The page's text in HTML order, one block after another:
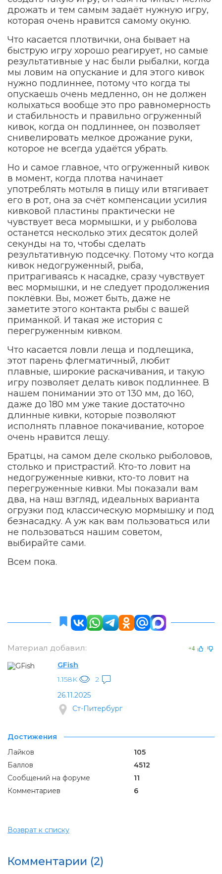
дрожать и тем самым задаёт нужную игру,
которая очень нравится самому окуню.
Что касается плотвички, она бывает на
быструю игру хорошо реагирует, но самые
результативные у нас были рыбалки, когда
мы ловим на опускание и для этого кивок
нужно подлиннее, потому что когда ты
опускаешь очень медленно, он не должен
колыхаться вообще это про равномерность
и стабильность и правильно огруженный
кивок, когда он подлиннее, он позволяет
снивелировать мелкое дрожание руки,
которое не всегда удаётся убрать.
Но и самое главное, что огруженный кивок
в момент, когда плотва начинает
употреблять мотыля в пищу или втягивает
его в рот, она за счёт компенсации усилия
кивковой пластины практически не
чувствует веса мормышки, и у рыболова
останется несколько этих десяток долей
секунды на то, чтобы сделать
результативную подсечку. Потому что когда
кивок недогруженный, рыба,
притрагиваясь к насадке, сразу чувствует
вес мормышки, и не следует продолжения
поклёвки. Вы, может быть, даже не
заметите этого контакта рыбы с вашей
приманкой. И такая же история с
перегруженным кивком.
Что касается ловли леща и подлещика,
этот парень флегматичный, любит
плавные, широкие раскачивания, и такую
игру позволяет делать кивок подлиннее. В
нашем понимании это от 130 мм, до 160,
даже до 180 мм уже такие достаточно
длинные кивки, которые позволяют
исполнять плавное покачивание, которое
очень нравится лещу.
Братцы, на самом деле сколько рыболовов,
столько и пристрастий. Кто-то ловит на
недогруженные кивки, кто-то ловит на
перегруженные кивки. Мы показали вам
два, на наш взгляд, идеальных варианта
огрузки под классическую мормышку и под
безнасадку. А уж как вам пользоваться или
не пользоваться нашим советом,
выбирайте сами.
Всем пока.
Материал добавил: +4
GFish
1.158K
2
26.11.2025
Ст-Питербург
Достижения
Лайков
105
Баллов
4512
Сообщений на форуме
11
Комментариев
6
Возврат к списку
Комментарии (2)